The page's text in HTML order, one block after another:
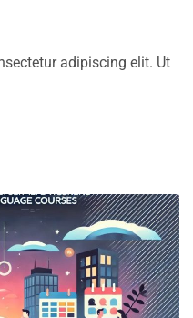
adipiscing elit. Ut